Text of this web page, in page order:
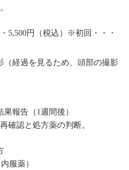
5,500円（税込）※初回・・・
（経過を見るため、頭部の撮影
果報告（1週間後）
確認と処方薬の判断。
服薬）